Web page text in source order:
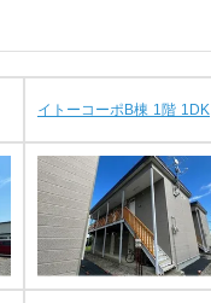
イトーコーポB棟 1階 1DK